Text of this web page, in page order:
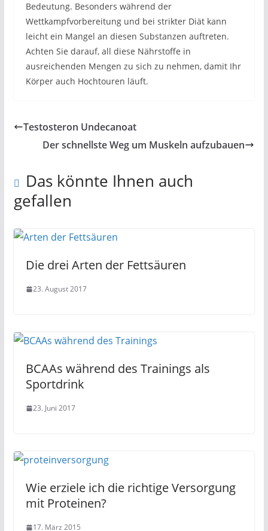
Bedeutung. Besonders während der
Wettkampfvorbereitung und bei strikter Diät kann
leicht ein Mangel an diesen Substanzen auftreten.
Achten Sie darauf, all diese Nährstoffe in
ausreichenden Mengen zu sich zu nehmen, damit Ihr
Körper auch Hochtouren läuft.
Testosteron Undecanoat
Der schnellste Weg um Muskeln aufzubauen
Das könnte Ihnen auch
gefallen
Die drei Arten der Fettsäuren
23. August 2017
BCAAs während des Trainings als
Sportdrink
23. Juni 2017
Wie erziele ich die richtige Versorgung
mit Proteinen?
17. März 2015